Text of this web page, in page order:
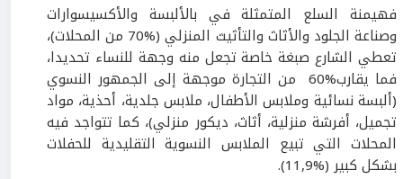
فهيمنة السلع المتمثلة في بالألبسة والأكسيسوارات
وصناعة الجلود والأثاث والتأثيث المنزلي (%70 من المحلات)،
تعطي الشارع صبغة خاصة تجعل منه وجهة للنساء تحديدا،
فما يقارب%60 من التجارة موجهة إلى الجمهور النسوي
(ألبسة نسائية وملابس الأطفال، ملابس جلدية، أحذية، مواد
تجميل، أفرشة منزلية، أثاث، ديكور منزلي)، كما تتواجد فيه
المحلات التي تبيع الملابس النسوية التقليدية للحفلات
بشكل كبير (%11,9).